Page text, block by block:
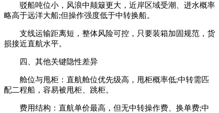
驳船吨位小，风浪中颠簸更大，近岸区域受潮、进水概率
略高于远洋大船;但操作强度低于中转换船。
支线运输距离短，整体风险可控，只要装箱加固规范，货
损接近直航水平。
四、其他关键隐性差异
舱位与甩柜：直航舱位优先级高，甩柜概率低;中转需匹
配二程船，容易被甩柜、跳柜。
费用结构：直航单价最高，但无中转操作费、换单费;中